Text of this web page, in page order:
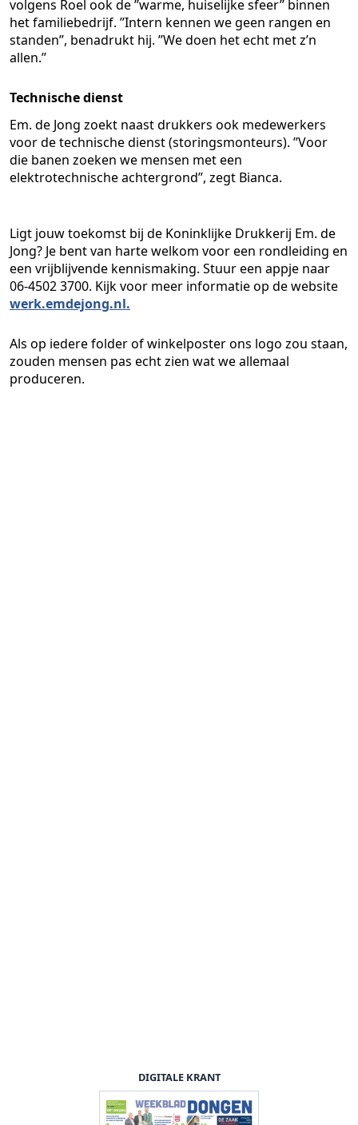
volgens Roel ook de ’’warme, huiselijke sfeer’’ binnen
het familiebedrijf. ’’Intern kennen we geen rangen en
standen’’, benadrukt hij. ’’We doen het echt met z’n
allen.’’
Technische dienst
Em. de Jong zoekt naast drukkers ook medewerkers
voor de technische dienst (storingsmonteurs). ’’Voor
die banen zoeken we mensen met een
elektrotechnische achtergrond’’, zegt Bianca.
Ligt jouw toekomst bij de Koninklijke Drukkerij Em. de
Jong? Je bent van harte welkom voor een rondleiding en
een vrijblijvende kennismaking. Stuur een appje naar
06-4502 3700. Kijk voor meer informatie op de website
werk.emdejong.nl.
Als op iedere folder of winkelposter ons logo zou staan,
zouden mensen pas echt zien wat we allemaal
produceren.
DIGITALE KRANT